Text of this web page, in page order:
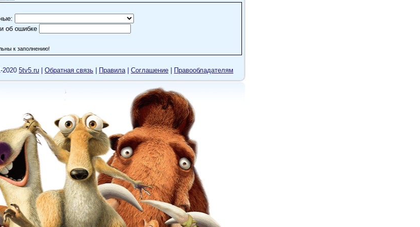
об ошибке
к заполнению!
2020 5tv5.ru Обратная связь Правила| Cоглашение Правообладателям